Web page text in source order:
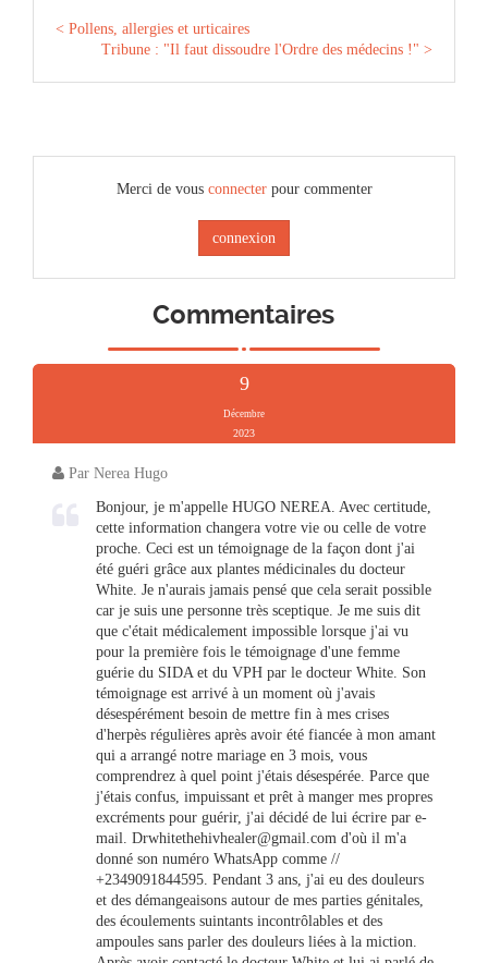
< Pollens, allergies et urticaires
Tribune : "Il faut dissoudre l'Ordre des médecins !" >
Merci de vous connecterpour commenter
connexion
Commentaires
9
Décembre
2023
Par Nerea Hugo
Bonjour, je m'appelle HUGO NEREA. Avec certitude,
cette information changera votre vie ou celle de votre
proche. Ceci est un témoignage de la façon dont j'ai
été guéri grâce aux plantes médicinales du docteur
White. Je n'aurais jamais pensé que cela serait possible
car je suis une personne très sceptique. Je me suis dit
que c'était médicalement impossible lorsque j'ai vu
pour la première fois le témoignage d'une femme
guérie du SIDA et du VPH par le docteur White. Son
témoignage est arrivé à un moment où j'avais
désespérément besoin de mettre fin à mes crises
d'herpès régulières après avoir été fiancée à mon amant
qui a arrangé notre mariage en 3 mois, vous
comprendrez à quel point j'étais désespérée. Parce que
j'étais confus, impuissant et prêt à manger mes propres
excréments pour guérir, j'ai décidé de lui écrire par e-
mail. Drwhitethehivhealer@gmail.com d'où il m'a
donné son numéro WhatsApp comme //
+2349091844595. Pendant 3 ans, j'ai eu des douleurs
et des démangeaisons autour de mes parties génitales,
des écoulements suintants incontrôlables et des
ampoules sans parler des douleurs liées à la miction.